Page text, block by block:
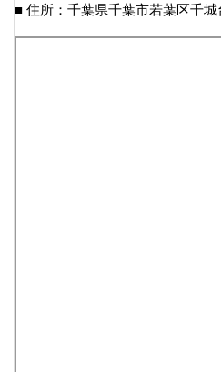
■ 住所：千葉県千葉市若葉区千